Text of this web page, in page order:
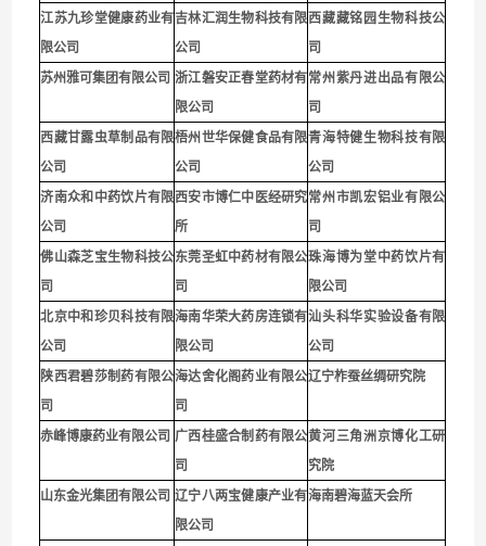
江苏九珍堂健康药业有
限公司
吉林汇润生物科技有限
公司
西藏藏铭园生物科技公
司
苏州雅可集团有限公司 浙江磐安正春堂药材有
限公司
常州紫丹进出品有限公
司
西藏甘露虫草制品有限
公司
梧州世华保健食品有限
公司
青海特健生物科技有限
公司
济南众和中药饮片有限
公司
西安市博仁中医经研究
所
常州市凯宏铝业有限公
司
佛山森芝宝生物科技公
司
东莞圣虹中药材有限公
司
珠海博为堂中药饮片有
限公司
北京中和珍贝科技有限
公司
海南华荣大药房连锁有
限公司
汕头科华实验设备有限
公司
陕西君碧莎制药有限公
司
海达舍化阁药业有限公
司
辽宁柞蚕丝绸研究院
赤峰博康药业有限公司 广西桂盛合制药有限公
司
黄河三角洲京博化工研
究院
山东金光集团有限公司 辽宁八两宝健康产业有
限公司
海南碧海蓝天会所